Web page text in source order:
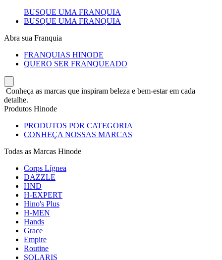
BUSQUE UMA FRANQUIA
BUSQUE UMA FRANQUIA
Abra sua Franquia
FRANQUIAS HINODE
QUERO SER FRANQUEADO
Conheça as marcas que inspiram beleza e bem-estar em cada
detalhe.
Produtos Hinode
PRODUTOS POR CATEGORIA
CONHEÇA NOSSAS MARCAS
Todas as Marcas Hinode
Corps Lígnea
DAZZLE
HND
H-EXPERT
Hino's Plus
H-MEN
Hands
Grace
Empire
Routine
SOLARIS